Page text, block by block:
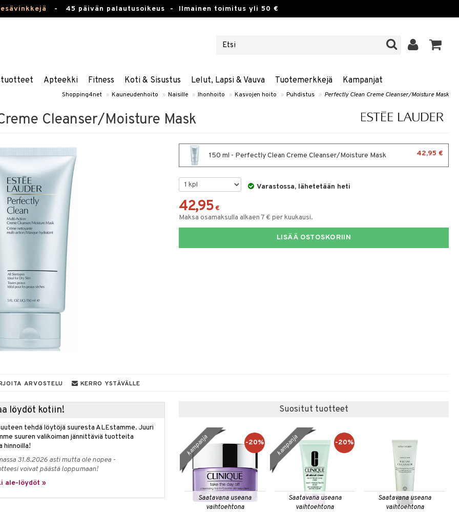
- 45 päivän palautusoikeus - Ilmainen toimitus yli 50 €
Apteekki Fitness Koti & Sisustus Lelut, Lapsi & Vauva Tuotemerkkejä Kampanjat
Shopping4net » Kauneudenhoito » Naisille » Ihonhoito » Kasvojen hoito » Puhdistus » Perfectly Clean Creme Cleanser/Moisture Mask
Cleanser/Moisture Mask
150 ml - Perfectly Clean Creme Cleanser/Moisture Mask 42,95 €
Varastossa, lähetetään heti
42,95 €
Maksa osamaksulla alkaen 7 € per kuukausi.
LISÄÄ OSTOSKORIIN
ARVOSTELU KERRO YSTÄVÄLLE
löydöt kotiin!
tehdä löytöjä suuresta ALEstamme. Juuri
suuren valikoiman jännittäviä tuotteita
hinnoilla!
31.8.2026 asti mutta ole nopea -
voivat päästä loppumaan!
ale-löydöt »
Suositut tuotteet
Saatavana useana
vaihtoehtona
kampanja -20%
Saatavana useana
vaihtoehtona
kampanja -20%
Saatavana useana
vaihtoehtona